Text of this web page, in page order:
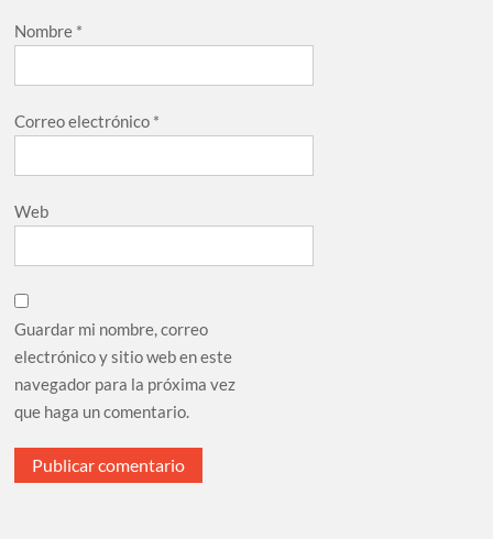
Nombre *
Correo electrónico *
Web
Guardar mi nombre, correo
electrónico y sitio web en este
navegador para la próxima vez
que haga un comentario.